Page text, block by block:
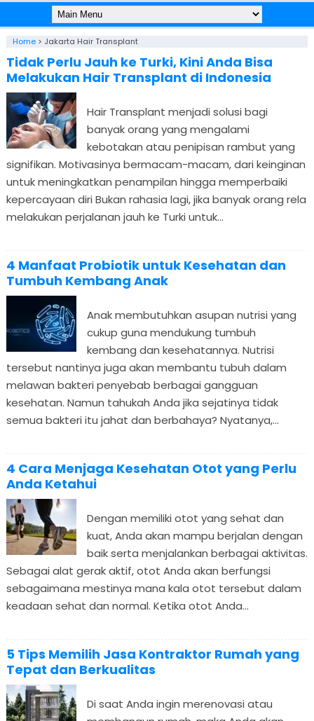
Home> Jakarta Hair Transplant
Tidak Perlu Jauh ke Turki, Kini Anda Bisa
Melakukan Hair Transplant di Indonesia
Hair Transplant menjadi solusi bagi
banyak orang yang mengalami
kebotakan atau penipisan rambut yang
signifikan. Motivasinya bermacam-macam, dari keinginan
untuk meningkatkan penampilan hingga memperbaiki
kepercayaan diri Bukan rahasia lagi, jika banyak orang rela
melakukan perjalanan jauh ke Turki untuk...
4 Manfaat Probiotik untuk Kesehatan dan
Tumbuh Kembang Anak
Anak membutuhkan asupan nutrisi yang
cukup guna mendukung tumbuh
kembang dan kesehatannya. Nutrisi
tersebut nantinya juga akan membantu tubuh dalam
melawan bakteri penyebab berbagai gangguan
kesehatan. Namun tahukah Anda jika sejatinya tidak
semua bakteri itu jahat dan berbahaya? Nyatanya,...
4 Cara Menjaga Kesehatan Otot yang Perlu
Anda Ketahui
Dengan memiliki otot yang sehat dan
kuat, Anda akan mampu berjalan dengan
baik serta menjalankan berbagai aktivitas.
Sebagai alat gerak aktif, otot Anda akan berfungsi
sebagaimana mestinya mana kala otot tersebut dalam
keadaan sehat dan normal. Ketika otot Anda...
5 Tips Memilih Jasa Kontraktor Rumah yang
Tepat dan Berkualitas
Di saat Anda ingin merenovasi atau